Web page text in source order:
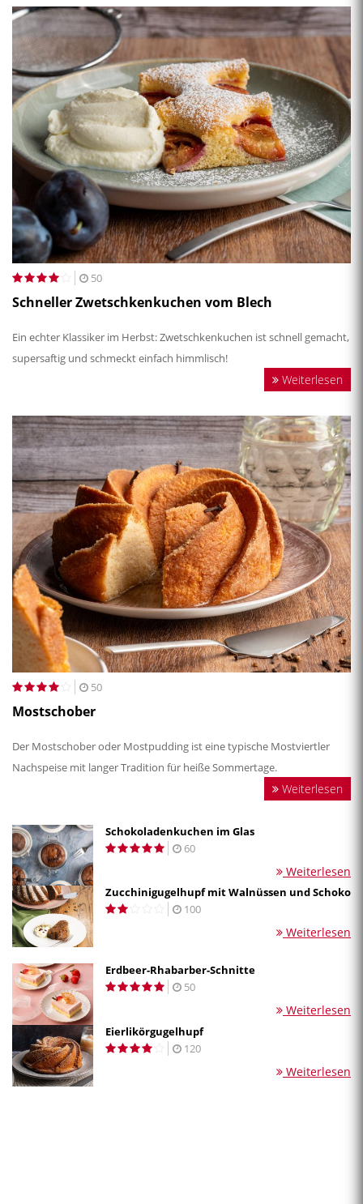
50
Schneller Zwetschkenkuchen vom Blech
Ein echter Klassiker im Herbst: Zwetschkenkuchen ist schnell gemacht,
supersaftig und schmeckt einfach himmlisch!
Weiterlesen
50
Mostschober
Der Mostschober oder Mostpudding ist eine typische Mostviertler
Nachspeise mit langer Tradition für heiße Sommertage.
Weiterlesen
Schokoladenkuchen im Glas
60
Weiterlesen
Zucchinigugelhupf mit Walnüssen und Schoko
100
Weiterlesen
Erdbeer-Rhabarber-Schnitte
50
Weiterlesen
Eierlikörgugelhupf
120
Weiterlesen